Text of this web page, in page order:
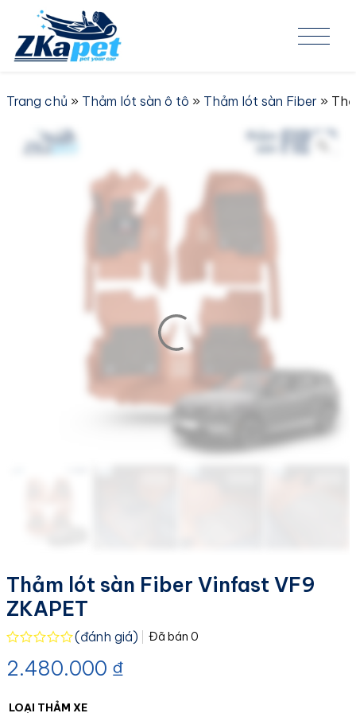
Skip to content
Trang chủ » Thảm lót sàn ô tô » Thảm lót sàn Fiber »
Thảm lót sàn Fiber Vinfast VF9
ZKAPET
xếp
5
(đánh giá) Đã bán0
2.480.000 ₫
LOẠI THẢM XE